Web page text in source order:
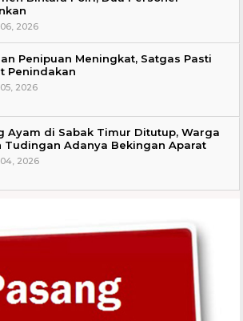
2026
Penipuan Meningkat, Satgas Pasti
Penindakan
2026
Ayam di Sabak Timur Ditutup, Warga
Tudingan Adanya Bekingan Aparat
2026